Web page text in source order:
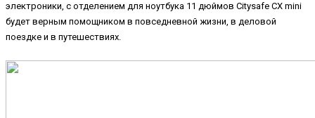
электроники, с отделением для ноутбука 11 дюймов Citysafe CX mini
будет верным помощником в повседневной жизни, в деловой
поездке и в путешествиях.